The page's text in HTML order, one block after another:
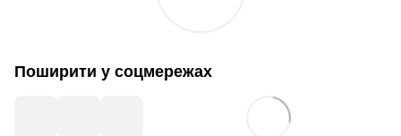
Поширити у соцмережах